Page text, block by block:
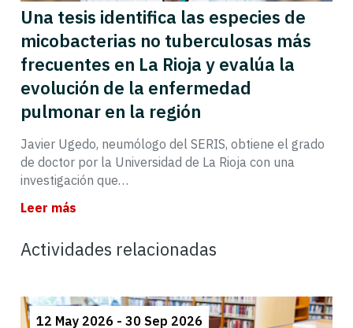
Una tesis identifica las especies de
micobacterias no tuberculosas más
frecuentes en La Rioja y evalúa la
evolución de la enfermedad
pulmonar en la región
Javier Ugedo, neumólogo del SERIS, obtiene el grado
de doctor por la Universidad de La Rioja con una
investigación que…
Leer más
Actividades relacionadas
12 May 2026 - 30 Sep 2026